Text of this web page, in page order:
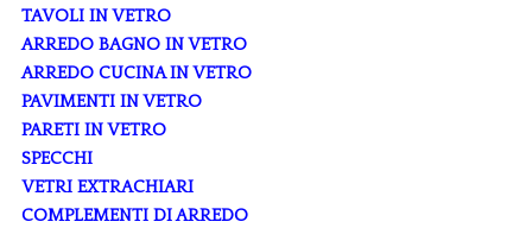
TAVOLI IN VETRO
ARREDO BAGNO IN VETRO
ARREDO CUCINA IN VETRO
PAVIMENTI IN VETRO
PARETI IN VETRO
SPECCHI
VETRI EXTRACHIARI
COMPLEMENTI DI ARREDO